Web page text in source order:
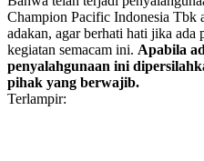
Champion Pacific Indonesia Tbk
adakan, agar berhati hati jika ada
kegiatan semacam ini. Apabila
penyalahgunaan ini
pihak yang berwajib.
Terlampir: